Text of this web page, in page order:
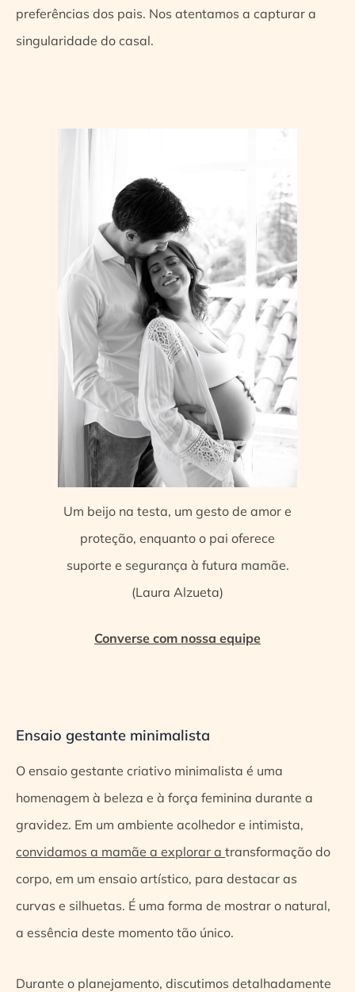
preferências dos pais. Nos atentamos a capturar a
singularidade do casal.
Um beijo na testa, um gesto de amor e
proteção, enquanto o pai oferece
suporte e segurança à futura mamãe.
(Laura Alzueta)
Converse com nossa equipe
Ensaio gestante minimalista
O ensaio gestante criativo minimalista é uma
homenagem à beleza e à força feminina durante a
gravidez. Em um ambiente acolhedor e intimista,
convidamos a mamãe a explorar a transformação do
corpo, em um ensaio artístico, para destacar as
curvas e silhuetas. É uma forma de mostrar o natural,
a essência deste momento tão único.
Durante o planejamento, discutimos detalhadamente